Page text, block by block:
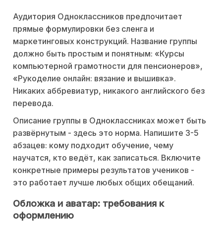
Аудитория Одноклассников предпочитает
прямые формулировки без сленга и
маркетинговых конструкций. Название группы
должно быть простым и понятным: «Курсы
компьютерной грамотности для пенсионеров»,
«Рукоделие онлайн: вязание и вышивка».
Никаких аббревиатур, никакого английского без
перевода.
Описание группы в Одноклассниках может быть
развёрнутым - здесь это норма. Напишите 3-5
абзацев: кому подходит обучение, чему
научатся, кто ведёт, как записаться. Включите
конкретные примеры результатов учеников -
это работает лучше любых общих обещаний.
Обложка и аватар: требования к
оформлению